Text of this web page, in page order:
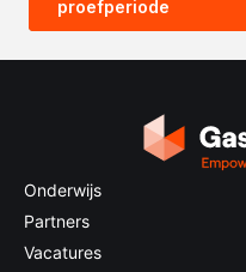
0.5x 1x
proefperiode
Onderwijs
Partners
Vacatures